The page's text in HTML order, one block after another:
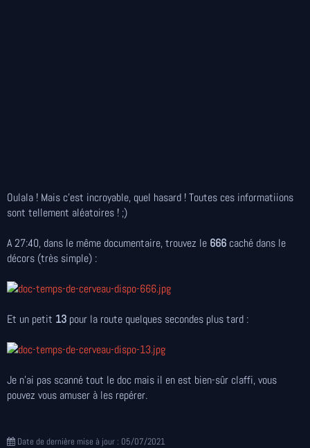
Oulala ! Mais c'est incroyable, quel hasard ! Toutes ces informatiions
sont tellement aléatoires ! ;)
A 27:40, dans le même documentaire, trouvez le 666 caché dans le
décors (très simple) :
Et un petit 13 pour la route quelques secondes plus tard :
Je n'ai pas scanné tout le doc mais il en est bien-sûr claffi, vous
pouvez vous amuser à les repérer.
Date de dernière mise à jour : 05/07/2021